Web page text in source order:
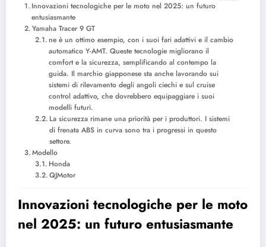
Innovazioni tecnologiche per le moto nel 2025: un futuro
entusiasmante
Yamaha Tracer 9 GT
ne è un ottimo esempio, con i suoi fari adattivi e il cambio
automatico Y-AMT. Queste tecnologie migliorano il
comfort e la sicurezza, semplificando al contempo la
guida. Il marchio giapponese sta anche lavorando sui
sistemi di rilevamento degli angoli ciechi e sul cruise
control adattivo, che dovrebbero equipaggiare i suoi
modelli futuri.
La sicurezza rimane una priorità per i produttori. I sistemi
di frenata ABS in curva sono tra i progressi in questo
settore.
Modello
Honda
QJMotor
Innovazioni tecnologiche per le moto
nel 2025: un futuro entusiasmante